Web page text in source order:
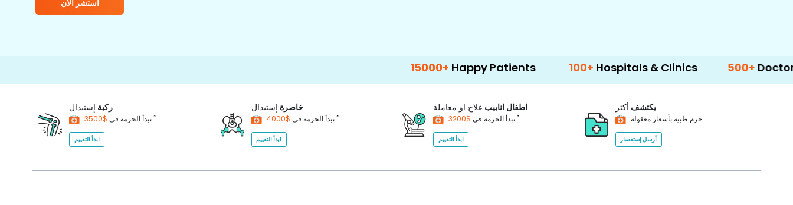
استشر الآن
Happy Patients 100+Hospitals & Clinics 500+Doctors &
ركبة إستبدال
تبدأ الحزمة في *
ابدأ التقييم
خاصرة إستبدال
تبدأ الحزمة في$4000 *
ابدأ التقييم
اطفال انابيب علاج او معاملة
تبدأ الحزمة في *
ابدأ التقييم
يكتشف أكثر
حزم طبية بأسعار معقولة
أرسل إستفسار